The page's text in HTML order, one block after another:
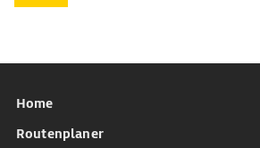
Home
Routenplaner